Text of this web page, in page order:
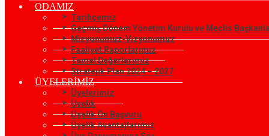
ODAMIZ
Tarihçemiz
Geçmiş Dönem Yönetim Kurulu ve Meclis
Misyonumuz-Vizyonumuz
Faaliyet Raporlarımız
Temel Değerlerimiz
Stratejik Plan 2024 – 2027
ÜYELERİMİZ
Üyelerimiz
Üyelik
Üyelik Ön Başvuru
Üyelik Avantajlarımız